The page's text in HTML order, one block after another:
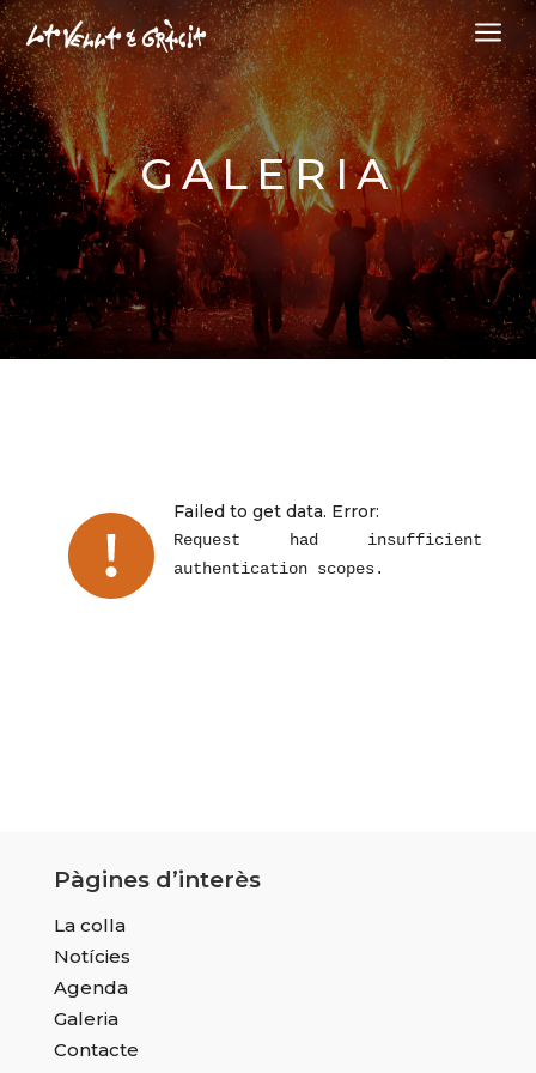
a
GALERIA
Failed to get data. Error:
Request had insufficient
authentication scopes.
Pàgines d’interès
La colla
Notícies
Agenda
Galeria
Contacte